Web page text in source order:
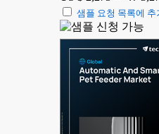
샘플 요청 목록에 추